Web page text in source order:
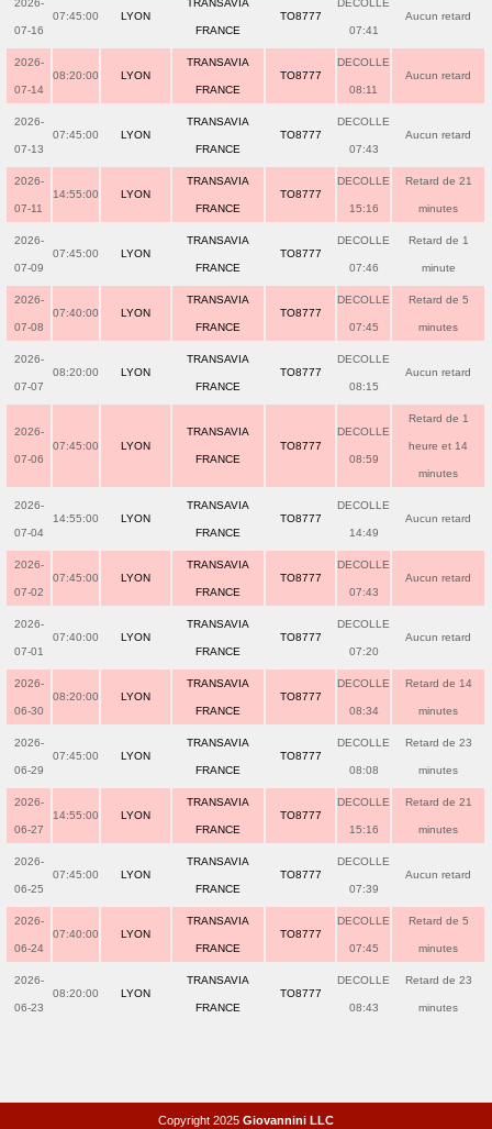
2026-
07-16
07:45:00 LYON
TRANSAVIA
FRANCE
TO8777
DECOLLE
07:41
Aucun retard
2026-
07-14
08:20:00 LYON
TRANSAVIA
FRANCE
TO8777
DECOLLE
08:11
Aucun retard
2026-
07-13
07:45:00 LYON
TRANSAVIA
FRANCE
TO8777
DECOLLE
07:43
Aucun retard
2026-
07-11
14:55:00 LYON
TRANSAVIA
FRANCE
TO8777
DECOLLE
15:16
Retard de 21
minutes
2026-
07-09
07:45:00 LYON
TRANSAVIA
FRANCE
TO8777
DECOLLE
07:46
Retard de 1
minute
2026-
07-08
07:40:00 LYON
TRANSAVIA
FRANCE
TO8777
DECOLLE
07:45
Retard de 5
minutes
2026-
07-07
08:20:00 LYON
TRANSAVIA
FRANCE
TO8777
DECOLLE
08:15
Aucun retard
2026-
07-06
07:45:00 LYON
TRANSAVIA
FRANCE
TO8777
DECOLLE
08:59
Retard de 1
heure et 14
minutes
2026-
07-04
14:55:00 LYON
TRANSAVIA
FRANCE
TO8777
DECOLLE
14:49
Aucun retard
2026-
07-02
07:45:00 LYON
TRANSAVIA
FRANCE
TO8777
DECOLLE
07:43
Aucun retard
2026-
07-01
07:40:00 LYON
TRANSAVIA
FRANCE
TO8777
DECOLLE
07:20
Aucun retard
2026-
06-30
08:20:00 LYON
TRANSAVIA
FRANCE
TO8777
DECOLLE
08:34
Retard de 14
minutes
2026-
06-29
07:45:00 LYON
TRANSAVIA
FRANCE
TO8777
DECOLLE
08:08
Retard de 23
minutes
2026-
06-27
14:55:00 LYON
TRANSAVIA
FRANCE
TO8777
DECOLLE
15:16
Retard de 21
minutes
2026-
06-25
07:45:00 LYON
TRANSAVIA
FRANCE
TO8777
DECOLLE
07:39
Aucun retard
2026-
06-24
07:40:00 LYON
TRANSAVIA
FRANCE
TO8777
DECOLLE
07:45
Retard de 5
minutes
2026-
06-23
08:20:00 LYON
TRANSAVIA
FRANCE
TO8777
DECOLLE
08:43
Retard de 23
minutes
Copyright 2025 Giovannini LLC